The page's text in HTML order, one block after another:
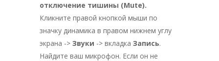
отключение тишины (Mute).
Кликните правой кнопкой мыши по
значку динамика в правом нижнем углу
экрана -> Звуки -> вкладка Запись.
Найдите ваш микрофон. Если он не